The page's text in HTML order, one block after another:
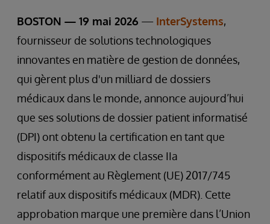
BOSTON — 19 mai 2026 — InterSystems,
fournisseur de solutions technologiques
innovantes en matière de gestion de données,
qui gèrent plus d'un milliard de dossiers
médicaux dans le monde, annonce aujourd’hui
que ses solutions de dossier patient informatisé
(DPI) ont obtenu la certification en tant que
dispositifs médicaux de classe IIa
conformément au Règlement (UE) 2017/745
relatif aux dispositifs médicaux (MDR). Cette
approbation marque une première dans l’Union